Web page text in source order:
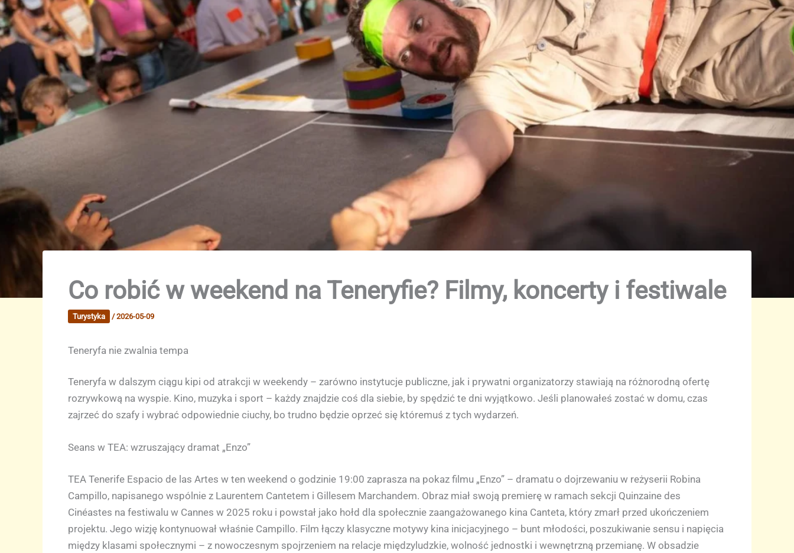
Co robić w weekend na Teneryfie? Filmy, koncerty i festiwale
Turystyka /2026-05-09
Teneryfa nie zwalnia tempa
Teneryfa w dalszym ciągu kipi od atrakcji w weekendy – zarówno instytucje publiczne, jak i prywatni organizatorzy stawiają na różnorodną ofertę
rozrywkową na wyspie. Kino, muzyka i sport – każdy znajdzie coś dla siebie, by spędzić te dni wyjątkowo. Jeśli planowałeś zostać w domu, czas
zajrzeć do szafy i wybrać odpowiednie ciuchy, bo trudno będzie oprzeć się któremuś z tych wydarzeń.
Seans w TEA: wzruszający dramat „Enzo”
TEA Tenerife Espacio de las Artes w ten weekend o godzinie 19:00 zaprasza na pokaz filmu „Enzo” – dramatu o dojrzewaniu w reżyserii Robina
Campillo, napisanego wspólnie z Laurentem Cantetem i Gillesem Marchandem. Obraz miał swoją premierę w ramach sekcji Quinzaine des
Cinéastes na festiwalu w Cannes w 2025 roku i powstał jako hołd dla społecznie zaangażowanego kina Canteta, który zmarł przed ukończeniem
projektu. Jego wizję kontynuował właśnie Campillo. Film łączy klasyczne motywy kina inicjacyjnego – bunt młodości, poszukiwanie sensu i napięcia
między klasami społecznymi – z nowoczesnym spojrzeniem na relacje międzyludzkie, wolność jednostki i wewnętrzną przemianę. W obsadzie